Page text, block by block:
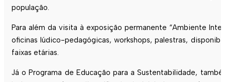
população.
Para além da visita à exposição permanente “Ambiente
oficinas lúdico-pedagógicas, workshops, palestras,
faixas etárias.
Já o Programa de Educação para a Sustentabilidade,